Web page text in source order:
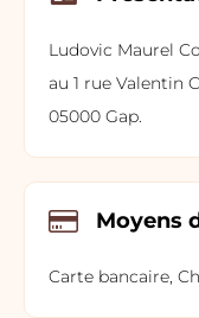
Ludovic Maurel
au 1 rue Valentin
05000 Gap.
Moyens
Carte bancaire,